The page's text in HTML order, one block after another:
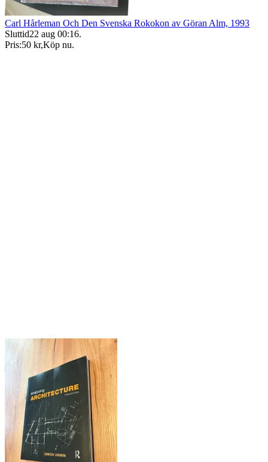
Carl Hårleman Och Den Svenska Rokokon av Göran Alm, 1993
Sluttid22 aug 00:16.
Pris:50 kr,Köp nu.